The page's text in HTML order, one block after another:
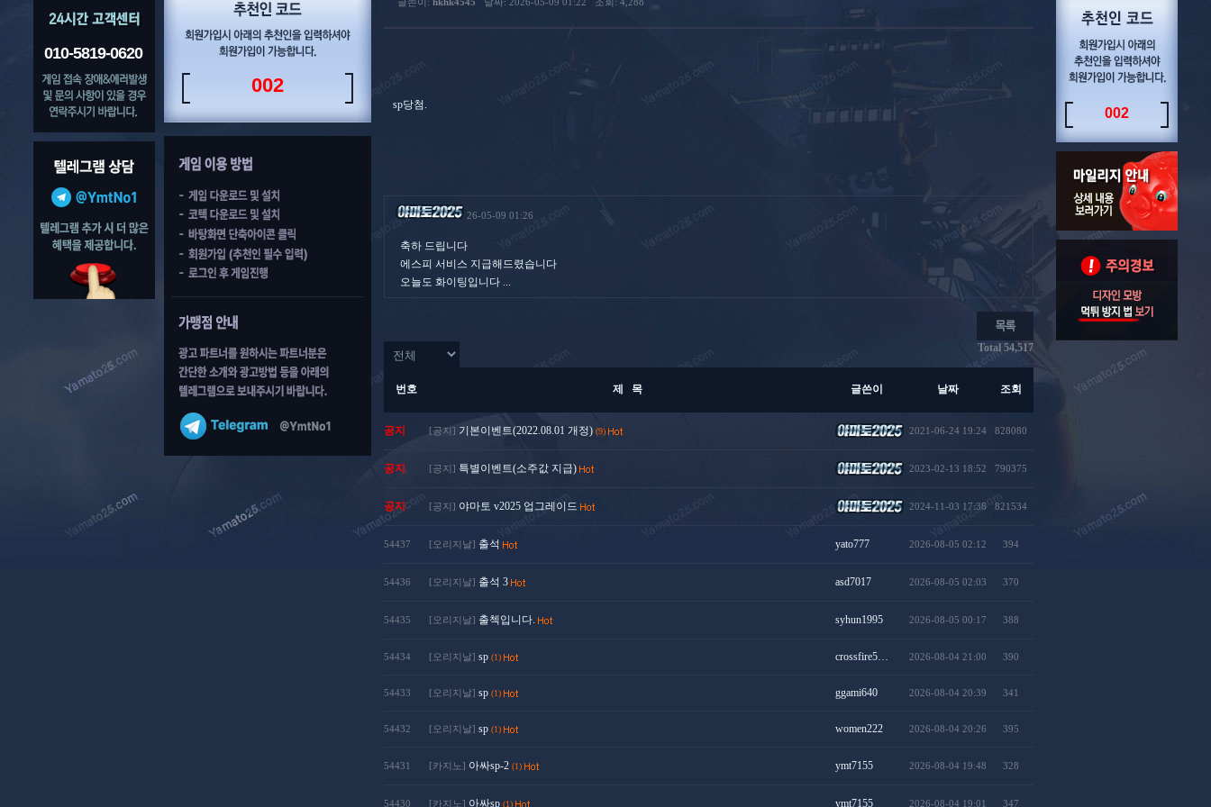
002
010-5819-0620
002
sp당첨.
26-05-09 01:26
축하 드립니다
에스피 서비스 지급해드렸습니다
오늘도 화이팅입니다 ...
Total 54,517
번호 제 목 글쓴이 날짜 조회
공지 [공지] 기본이벤트(2022.08.01 개정) (9) 2021-06-24 19:24 828080
공지 [공지] 특별이벤트(소주값 지급) 2023-02-13 18:52 790375
공지 [공지] 야마토 v2025 업그레이드 2024-11-03 17:38 821534
54437 [오리지날] 출석 yato777 2026-08-05 02:12 394
54436 [오리지날] 출석 3 asd7017 2026-08-05 02:03 370
54435 [오리지날] 출첵입니다. syhun1995 2026-08-05 00:17 388
54434 [오리지날] sp (1) crossfire5… 2026-08-04 21:00 390
54433 [오리지날] sp (1) ggami640 2026-08-04 20:39 341
54432 [오리지날] sp (1) women222 2026-08-04 20:26 395
54431 [카지노] 아싸sp-2 (1) ymt7155 2026-08-04 19:48 328
54430 [카지노] 아싸sp (1) ymt7155 2026-08-04 19:01 347